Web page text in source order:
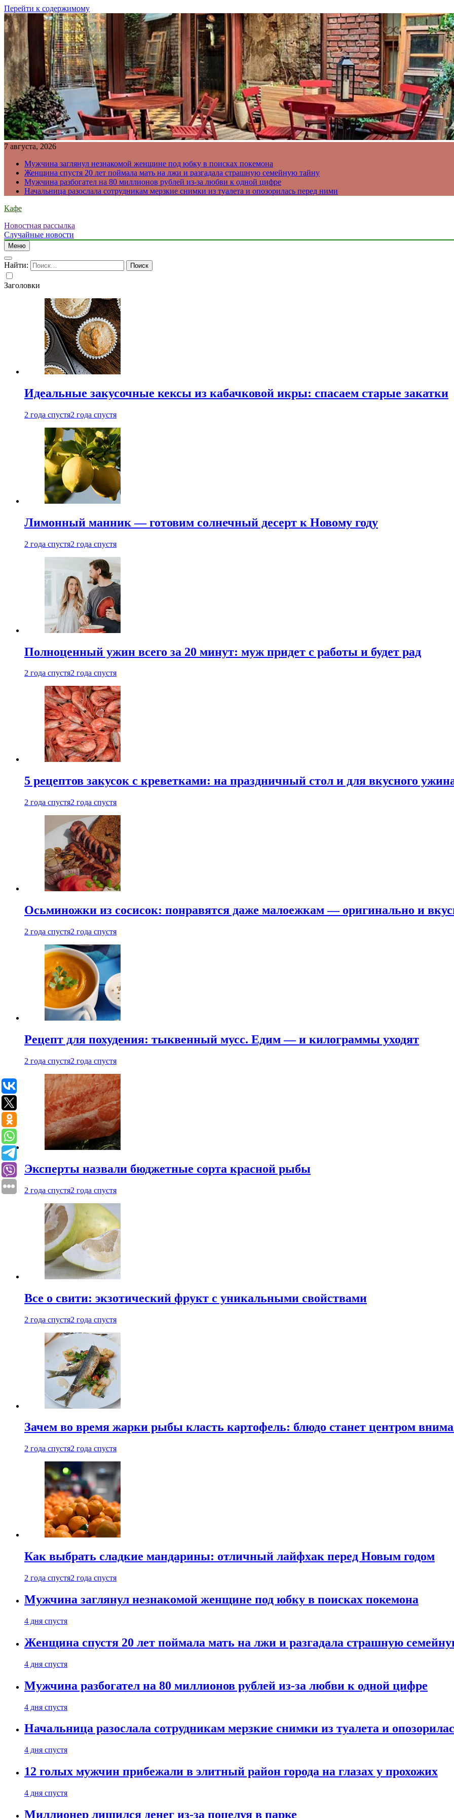
Перейти к содержимому
7 августа, 2026
Мужчина заглянул незнакомой женщине под юбку в поисках покемона
Женщина спустя 20 лет поймала мать на лжи и разгадала страшную семейную тайну
Мужчина разбогател на 80 миллионов рублей из-за любви к одной цифре
Начальница разослала сотрудникам мерзкие снимки из туалета и опозорилась перед ними
Кафе
Новостная рассылка
Случайные новости
Меню
Найти:
Заголовки
Идеальные закусочные кексы из кабачковой икры: спасаем старые закатки
2 года спустя2 года спустя
Лимонный манник — готовим солнечный десерт к Новому году
2 года спустя2 года спустя
Полноценный ужин всего за 20 минут: муж придет с работы и будет рад
2 года спустя2 года спустя
5 рецептов закусок с креветками: на праздничный стол и для вкусного
2 года спустя2 года спустя
Осьминожки из сосисок: понравятся даже малоежкам — оригинально и
2 года спустя2 года спустя
Рецепт для похудения: тыквенный мусс. Едим — и килограммы уходят
2 года спустя2 года спустя
Эксперты назвали бюджетные сорта красной рыбы
2 года спустя2 года спустя
Все о свити: экзотический фрукт с уникальными свойствами
2 года спустя2 года спустя
Зачем во время жарки рыбы класть картофель: блюдо станет центром
2 года спустя2 года спустя
Как выбрать сладкие мандарины: отличный лайфхак перед Новым годом
2 года спустя2 года спустя
Мужчина заглянул незнакомой женщине под юбку в поисках покемона
4 дня спустя
Женщина спустя 20 лет поймала мать на лжи и разгадала страшную
4 дня спустя
Мужчина разбогател на 80 миллионов рублей из-за любви к одной цифре
4 дня спустя
Начальница разослала сотрудникам мерзкие снимки из туалета и
4 дня спустя
12 голых мужчин прибежали в элитный район города на глазах у прохожих
4 дня спустя
Миллионер лишился денег из-за поцелуя в парке